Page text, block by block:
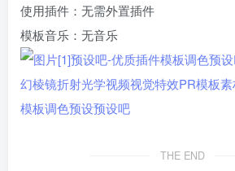
使用插件：无需外置插件
模板音乐 ：无音乐
THE END